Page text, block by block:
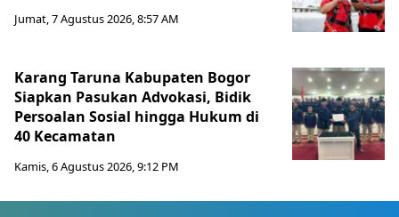
Jumat, 7 Agustus 2026, 8:57 AM
Karang Taruna Kabupaten Bogor
Siapkan Pasukan Advokasi, Bidik
Persoalan Sosial hingga Hukum di
40 Kecamatan
Kamis, 6 Agustus 2026, 9:12 PM